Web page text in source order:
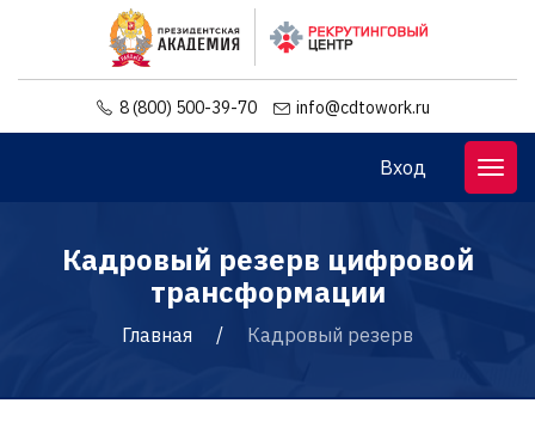
8 (800) 500-39-70 info@cdtowork.ru
Вход
Кадровый резерв цифровой
трансформации
Главная Кадровый резерв